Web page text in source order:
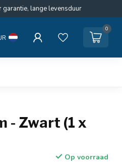
garantie, lange levensduur
0
- Zwart (1 x
Op voorraad